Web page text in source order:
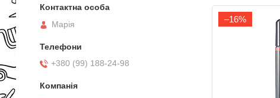
–16%
Марія
+380 (99) 188-24-98